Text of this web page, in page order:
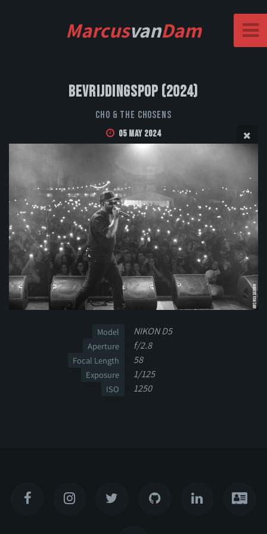
MarcusvanDam
Bevrijdingspop (2024)
CHO & THE CHOSENS
05 May 2024
Model NIKON D5
Aperture f/2.8
Focal Length 58
Exposure 1/125
ISO 1250